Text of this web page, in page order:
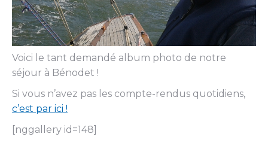
Voici le tant demandé album photo de notre
séjour à Bénodet !
Si vous n’avez pas les compte-rendus quotidiens,
c’est par ici !
[nggallery id=148]